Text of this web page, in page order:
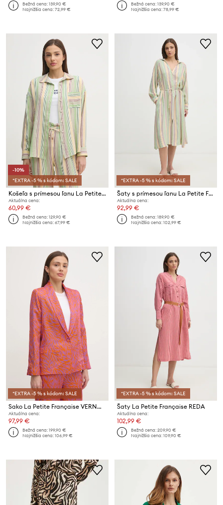
Bežná cena:139,90 €
Najnižšia cena:72,99 €
Bežná cena:139,90 €
Najnižšia cena:78,99 €
-10%
*EXTRA -5 % s kódom: SALE
Košeľa s prímesou ľanu La Petite Française CHARLENE
Aktuálna cena:
60,99 €
Bežná cena:129,90 €
Najnižšia cena:67,99 €
*EXTRA -5 % s kódom: SALE
Šaty s prímesou ľanu La Petite Française RIVA
Aktuálna cena:
92,99 €
Bežná cena:189,90 €
Najnižšia cena:102,99 €
*EXTRA -5 % s kódom: SALE
Sako La Petite Française VERNON
Aktuálna cena:
97,99 €
Bežná cena:199,90 €
Najnižšia cena:106,99 €
*EXTRA -5 % s kódom: SALE
Šaty La Petite Française REDA
Aktuálna cena:
102,99 €
Bežná cena:209,90 €
Najnižšia cena:109,90 €